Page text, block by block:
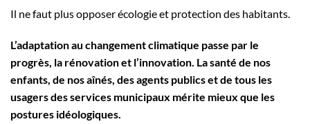
Il ne faut plus opposer écologie et protection des habitants.
L’adaptation au changement climatique passe par le
progrès, la rénovation et l’innovation. La santé de nos
enfants, de nos aînés, des agents publics et de tous les
usagers des services municipaux mérite mieux que les
postures idéologiques.